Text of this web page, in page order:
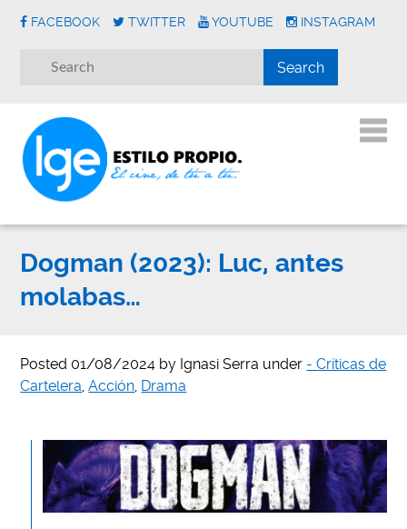
FACEBOOK TWITTER YOUTUBE INSTAGRAM
Dogman (2023): Luc, antes
molabas…
Posted 01/08/2024 by Ignasi Serra under - Críticas de
Cartelera,Acción, Drama